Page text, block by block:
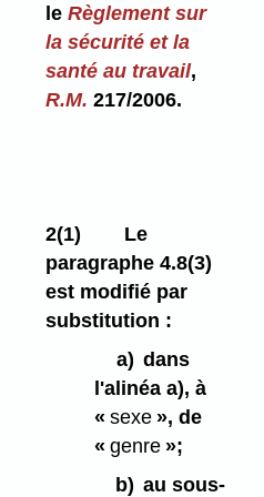
leRèglement sur
la sécurité et la
santé au travail,
R.M.217/2006.
2(1)
Le
paragraphe 4.8(3)
est modifié par
substitution :
a) dans
l'alinéa a), à
«sexe », de
«genre »;
b) au sous-